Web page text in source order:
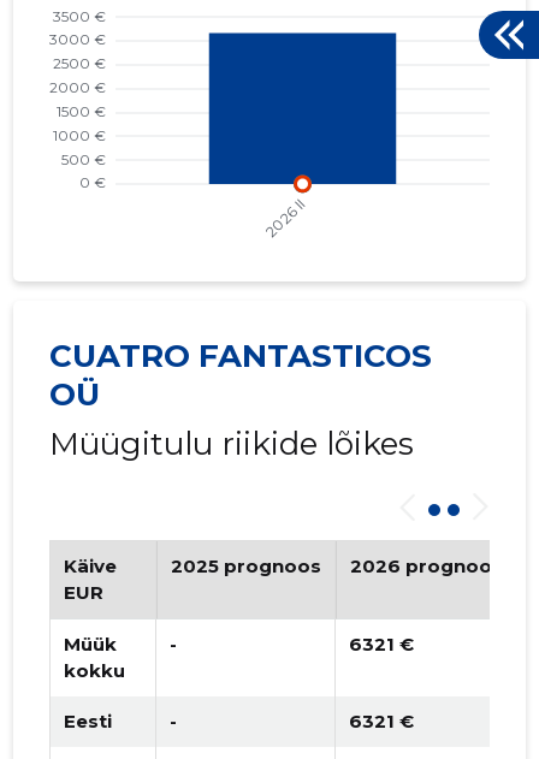
CUATRO FANTASTICOS
OÜ
Müügitulu riikide lõikes
Käive
EUR
2025 prognoos 2026 prognoos
Müük
kokku
- 6321 €
Eesti - 6321 €